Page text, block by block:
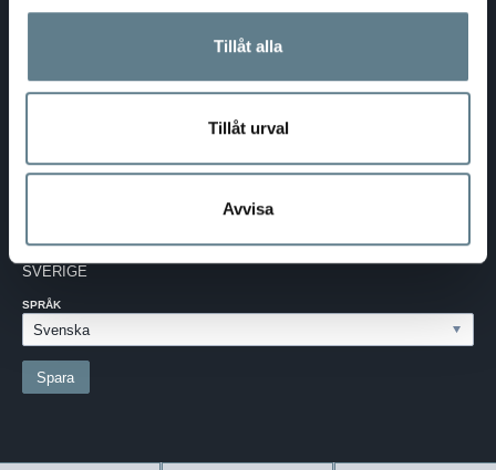
Tillåt alla
Tillåt urval
Avvisa
DaloLindén AB
Adress: Silkesvägen 27
SE-331 53 VÄRNAMO
SVERIGE - SEK
SVERIGE
SPRÅK